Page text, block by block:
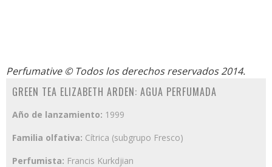
Perfumative© Todos los derechos reservados 2014.
GREEN TEA ELIZABETH ARDEN: AGUA PERFUMADA
Año de lanzamiento: 1999
Familia olfativa: Cítrica (subgrupo Fresco)
Perfumista: Francis Kurkdjian